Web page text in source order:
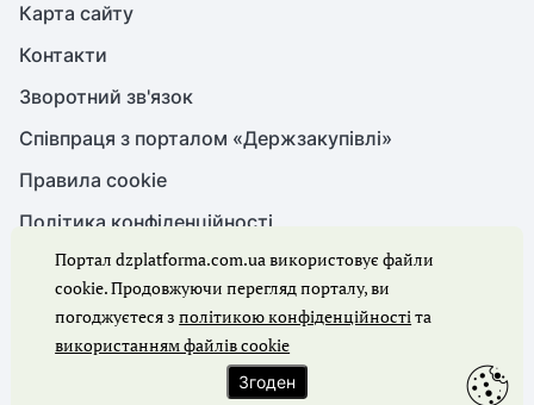
Карта сайту
Контакти
Зворотний зв'язок
Співпраця з порталом «Держзакупівлі»
Правила cookie
Політика конфіденційності
© Держзакупівлі, 2026. Усі права захищено
Ми в соцмережах
Портал dzplatforma.com.ua використовує файли
cookie. Продовжуючи перегляд порталу, ви
погоджуєтеся зполітикою конфіденційностіта
використанням файлів cookie
Згоден